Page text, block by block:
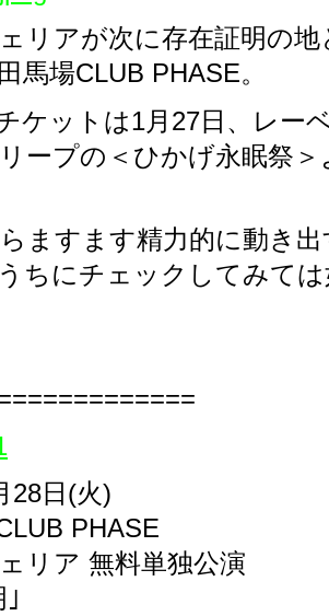
リアが次に存在証明の
馬場CLUB PHASE。
ケットは1月27日、レー
ープの＜ひかげ永眠祭＞
ますます精力的に動き
ちにチェックしてみて
28日(火)
PHASE
リア 無料単独公演